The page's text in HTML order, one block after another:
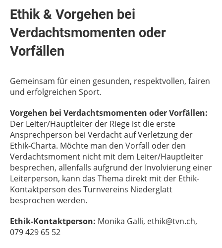
Ethik & Vorgehen bei
Verdachtsmomenten oder
Vorfällen
Gemeinsam für einen gesunden, respektvollen, fairen
und erfolgreichen Sport.
Vorgehen bei Verdachtsmomenten oder Vorfällen:
Der Leiter/Hauptleiter der Riege ist die erste
Ansprechperson bei Verdacht auf Verletzung der
Ethik-Charta. Möchte man den Vorfall oder den
Verdachtsmoment nicht mit dem Leiter/Hauptleiter
besprechen, allenfalls aufgrund der Involvierung einer
Leiterperson, kann das Thema direkt mit der Ethik-
Kontaktperson des Turnvereins Niederglatt
besprochen werden.
Ethik-Kontaktperson: Monika Galli, ethik@tvn.ch,
079 429 65 52